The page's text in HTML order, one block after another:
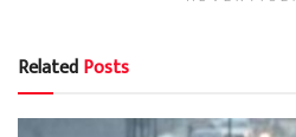
RelatedPosts